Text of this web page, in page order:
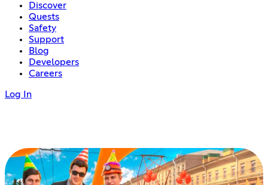
Discover
Quests
Safety
Support
Blog
Developers
Careers
Log In